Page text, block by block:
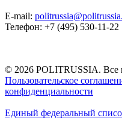
E-mail:
Телефон: +7 (495) 530-11-22
© 2026 POLITRUSSIA. Все
Пользовательское
конфиденциальности
Единый федеральный